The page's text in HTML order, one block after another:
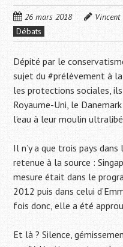
26 mars 2018 Vincent
Débats
Dépité par le
sujet du #prélèvement à la
les protections sociales,
Royaume-Uni, le
l’eau à leur moulin
Il n’y a que trois pays
retenue à la source :
mesure était dans le
2012 puis dans celui
fois donc, elle a été
Et là ? Silence,